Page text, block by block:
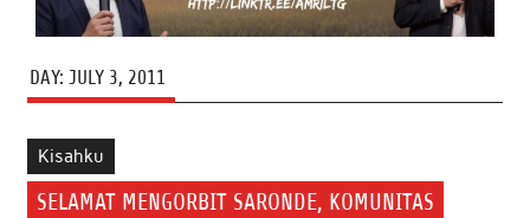
DAY: JULY 3, 2011
Kisahku
SELAMAT MENGORBIT SARONDE, KOMUNITAS